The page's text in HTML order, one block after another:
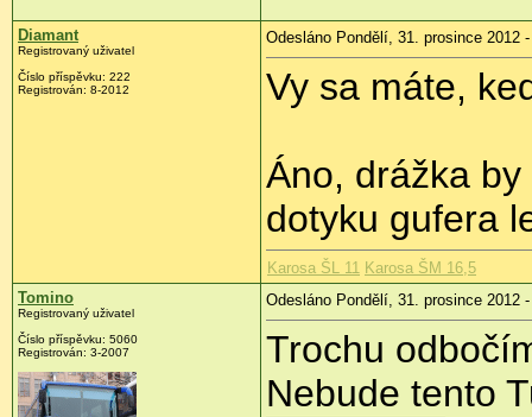
Diamant
Registrovaný uživatel
Číslo příspěvku: 222
Registrován: 8-2012
Odesláno Pondělí, 31. prosince 2012
Vy sa máte,
Áno, drážka
dotyku gufera
Karosa ŠL 11 Karosa ŠM 16,5
Tomino
Registrovaný uživatel
Číslo příspěvku: 5060
Registrován: 3-2007
Odesláno Pondělí, 31. prosince 2012
Trochu
Nebude tento